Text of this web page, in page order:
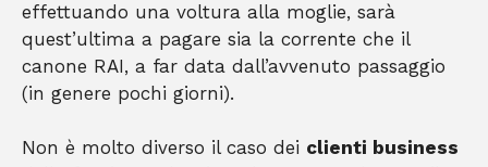
effettuando una voltura alla moglie, sarà
quest’ultima a pagare sia la corrente che il
canone RAI, a far data dall’avvenuto passaggio
(in genere pochi giorni).
Non è molto diverso il caso dei clienti business